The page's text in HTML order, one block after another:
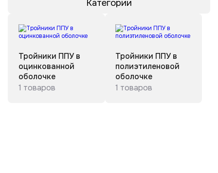
Категории
Скорлупы ППУ
Тройники стальные с шаровым краном воздушника ППУ
Тройники стальные ППУ
Переходы ППУ
Тройники ППУ в
оцинкованной
оболочке
1 товаров
Тройники ППУ в
полиэтиленовой
оболочке
1 товаров